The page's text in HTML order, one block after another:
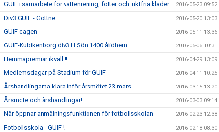
GUIF i samarbete för vattenrening, fötter och luktfria kläder. 2016-05-23 09:52
Div3 GUIF - Gottne 2016-05-20 13:03
GUIF dagen 2016-05-11 13:36
GUIF-Kubikenborg div3 H Sön 1400 ålidhem 2016-05-06 10:31
Hemmapremiär ikväll !! 2016-04-29 13:09
Medlemsdagar på Stadium för GUIF 2016-04-11 10:25
Årshandlingarna klara inför årsmötet 23 mars 2016-03-15 13:20
Årsmöte och årshandlingar! 2016-03-03 09:14
När öppnar anmälningsfunktionen för fotbollsskolan 2016-02-23 12:38
Fotbollsskola - GUIF ! 2016-02-18 08:30